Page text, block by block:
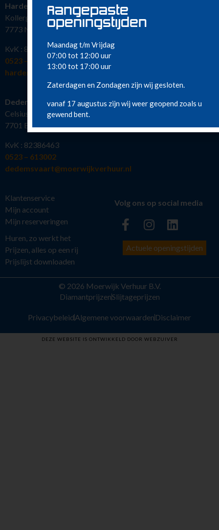
Hardenberg
Kollergang 15
7773 NG Hardenberg
KvK : 82386463
0523 – 216 777
hardenberg@moerwijkverhuur.nl
Dedemsvaart
Celsiusstraat 19
7701 BW Dedemsvaart
KvK : 82386463
0523 – 613002
dedemsvaart@moerwijkverhuur.nl
Klantenservice
Mijn account
Mijn reserveringen
Huren, zo werkt het
Prijzen, alles op een rij
Prijslijst downloaden
Volg ons op social media
Actuele openingstijden
© 2026 Moerwijk Verhuur B.V.
DiamantprijzenSlijtageprijzen
PrivacybeleidAlgemene voorwaarden Disclaimer
DEZE WEBSITE IS ONTWIKKELD DOOR WEBZUIVER
Aangepaste
openingstijden
Maandag t/m Vrijdag
07:00 tot 12:00 uur
13:00 tot 17:00 uur
Zaterdagen en Zondagen zijn wij gesloten.
vanaf 17 augustus zijn wij weer geopend zoals u
gewend bent.